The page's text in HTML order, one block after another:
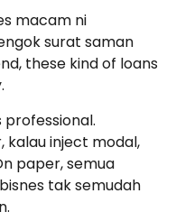
macam ni
surat saman
these kind of loans
professional.
kalau inject modal,
paper, semua
tak semudah